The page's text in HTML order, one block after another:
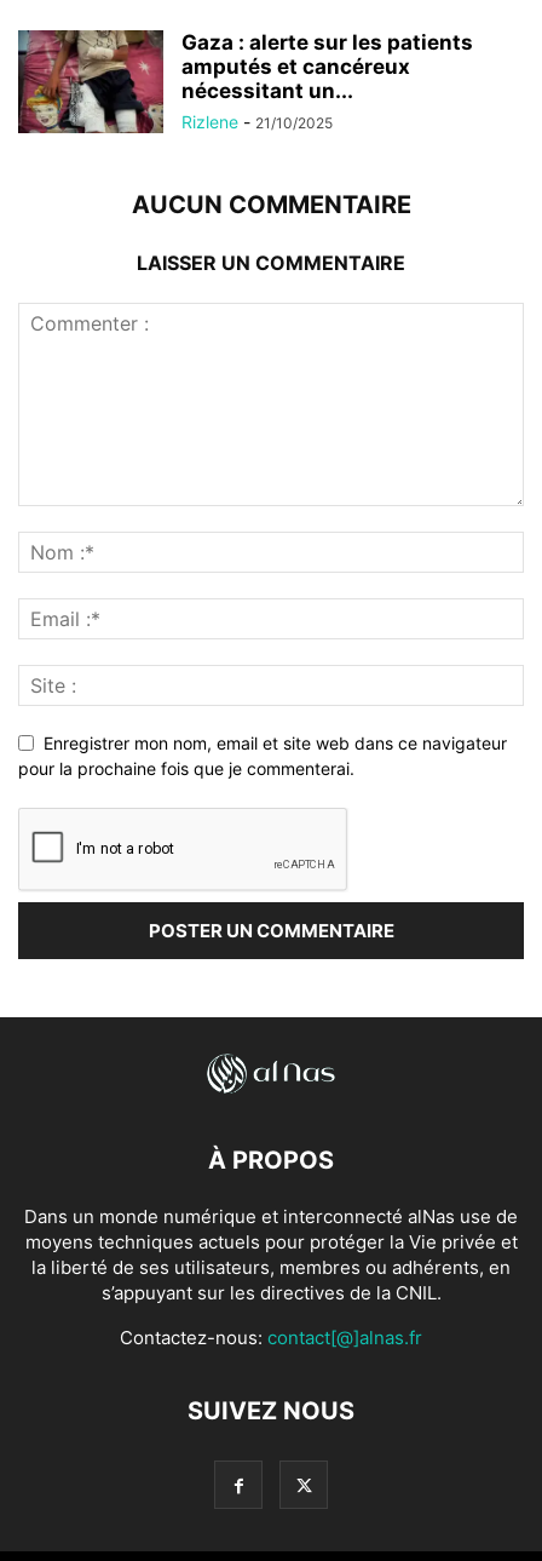
Gaza : alerte sur les patients
amputés et cancéreux
nécessitant un...
Rizlene - 21/10/2025
AUCUN COMMENTAIRE
LAISSER UN COMMENTAIRE
Enregistrer mon nom, email et site web dans ce navigateur
pour la prochaine fois que je commenterai.
À PROPOS
Dans un monde numérique et interconnecté alNas use de
moyens techniques actuels pour protéger la Vie privée et
la liberté de ses utilisateurs, membres ou adhérents, en
s’appuyant sur les directives de la CNIL.
Contactez-nous: contact[@]alnas.fr
SUIVEZ NOUS